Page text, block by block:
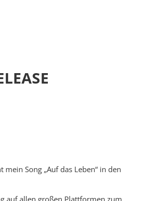
Song „Auf das Leben“ in den